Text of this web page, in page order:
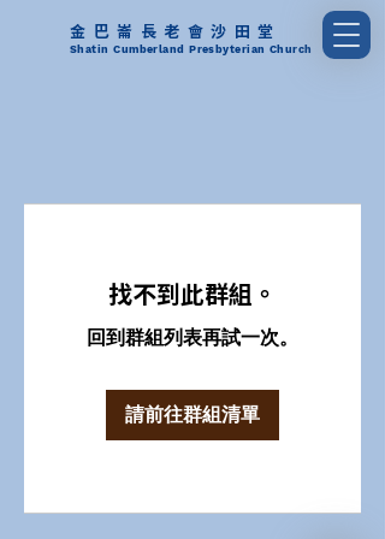
金巴崙長老會沙田堂
Shatin Cumberland Presbyterian Church
找不到此群組。
回到群組列表再試一次。
請前往群組清單